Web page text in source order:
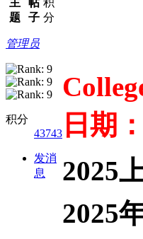
题
子 分
管理员
积分
43743
发消
息
日期：
2025
2025